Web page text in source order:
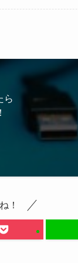
ら
！